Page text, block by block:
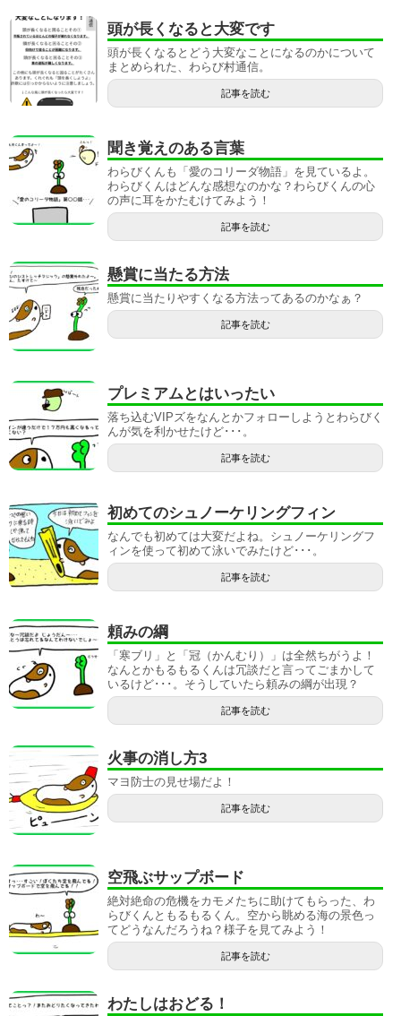
頭が長くなると大変です
頭が長くなるとどう大変なことになるのかについて
まとめられた、わらび村通信。
記事を読む
聞き覚えのある言葉
わらびくんも「愛のコリーダ物語」を見ているよ。
わらびくんはどんな感想なのかな？わらびくんの心
の声に耳をかたむけてみよう！
記事を読む
懸賞に当たる方法
懸賞に当たりやすくなる方法ってあるのかなぁ？
記事を読む
プレミアムとはいったい
落ち込むVIPズをなんとかフォローしようとわらびく
んが気を利かせたけど･･･。
記事を読む
初めてのシュノーケリングフィン
なんでも初めては大変だよね。シュノーケリングフ
ィンを使って初めて泳いでみたけど･･･。
記事を読む
頼みの綱
「寒ブリ」と「冠（かんむり）」は全然ちがうよ！
なんとかもるもるくんは冗談だと言ってごまかして
いるけど･･･。そうしていたら頼みの綱が出現？
記事を読む
火事の消し方3
マヨ防士の見せ場だよ！
記事を読む
空飛ぶサップボード
絶対絶命の危機をカモメたちに助けてもらった、わ
らびくんともるもるくん。空から眺める海の景色っ
てどうなんだろうね？様子を見てみよう！
記事を読む
わたしはおどる！